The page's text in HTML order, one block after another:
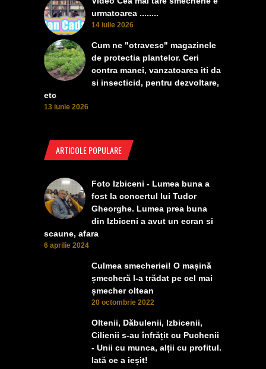
urmatoarea ........
14 iulie 2026
Cum ne "otravesc" magazinele
de protectia plantelor. Ceri
contra manei, vanzatoarea iti da
si insecticid, pentru dezvoltare,
etc
13 iunie 2026
ARTICOLE POPULARE
Foto Izbiceni - Lumea buna a
fost la concertul lui Tudor
Gheorghe. Lumea prea buna
din Izbiceni a avut un ecran si
scaune, afara
6 aprilie 2024
Culmea smecheriei! O mașină
șmecheră l-a trădat pe cel mai
șmecher oltean
20 octombrie 2022
Oltenii, Dăbulenii, Izbicenii,
Cilienii s-au înfrățit cu Puchenii
- Unii cu munca, alții cu profitul.
Iată ce a ieșit!